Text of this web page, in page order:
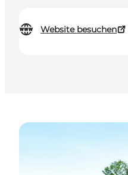
Website besuchen